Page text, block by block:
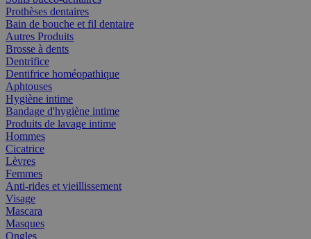
Prothèses dentaires
Bain de bouche et fil dentaire
Autres Produits
Brosse à dents
Dentrifice
Dentifrice homéopathique
Aphtouses
Hygiène intime
Bandage d'hygiène intime
Produits de lavage intime
Hommes
Cicatrice
Lèvres
Femmes
Anti-rides et vieillissement
Visage
Mascara
Masques
Ongles